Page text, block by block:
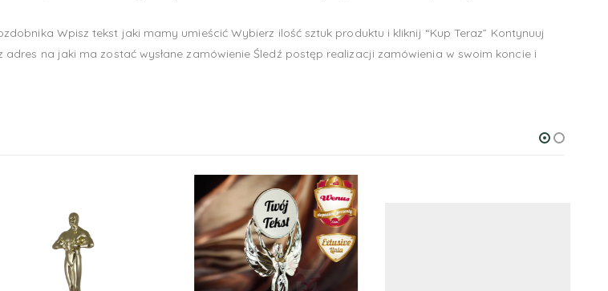
Wpisz tekst jaki mamy umieścić Wybierz ilość sztuk produktu i kliknij “Kup Teraz” Kontynuuj
na jaki ma zostać wysłane zamówienie Śledź postęp realizacji zamówienia w swoim koncie i